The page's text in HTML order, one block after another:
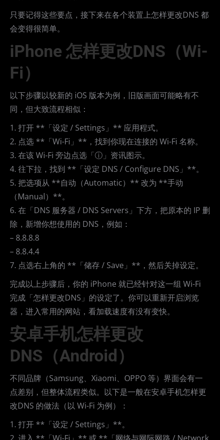
只要记得这些要点，接下来在各个装置上怎样更改DNS 都
会变得很简单。
iPhone 怎样更改DNS（Wi-
Fi）
以下步骤以较新的 iOS 版本为例，旧版画面可能略有不
同，但大致流程相似：
1. 打开 **「设定 / Settings」** 应用程式。
2. 点选 **「Wi-Fi」**，找到你现在连接的 Wi-Fi 名称。
3. 在该 Wi-Fi 旁边点选「ⓘ」资讯图示。
4. 往下拉，找到 **「设定 DNS / Configure DNS」**。
5. 把选项从 **自动（Automatic）** 改为 **手动
（Manual）**。
6. 在「DNS 服务器 / DNS Servers」下方，把原本的 IP 删
除，新增你想使用的 DNS，例如：
– 8.8.8.8
– 8.8.4.4
7. 点选右上角的 **「储存 / Save」**，然后关掉设定。
完成以上步骤后，你的 iPhone 就已经针对这一组 Wi-Fi
完成「怎样更改DNS」的设定了。你可以重新开启浏览
器，进入常用的网站，看加载速度有没有变快。
安卓手机怎样更改
DNS（Android）
不同品牌（Samsung、Xiaomi、OPPO 等）界面会有一
点差别，但整体流程类似。以下是一般在安卓手机怎样更
改DNS 的做法（以 Wi-Fi 为例）：
1. 打开 **「设定 / Settings」**。